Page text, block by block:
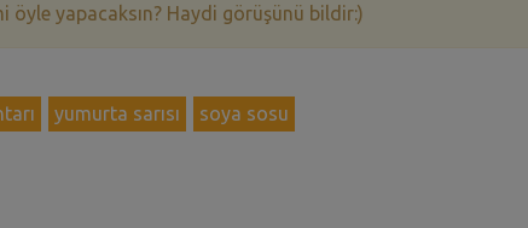
öyle yapacaksın? Haydi görüşünü bildir:)
yumurta sarısı soya sosu